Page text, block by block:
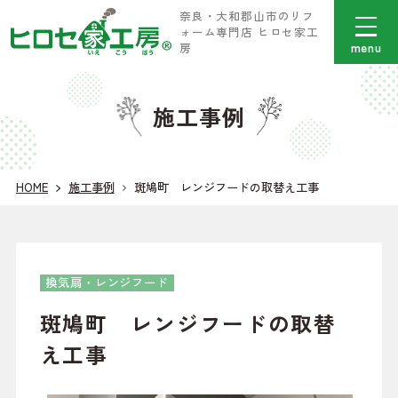
奈良・大和郡山市のリフ
ォーム専門店 ヒロセ家工
房
menu
施工事例
HOME 施工事例 斑鳩町 レンジフードの取替え工事
換気扇・レンジフード
斑鳩町 レンジフードの取替
え工事